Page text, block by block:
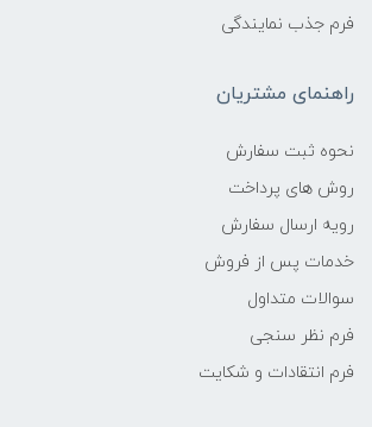
فرم جذب نمایندگی
راهنمای مشتریان
نحوه ثبت سفارش
روش های پرداخت
رویه ارسال سفارش
خدمات پس از فروش
سوالات متداول
فرم نظر سنجی
فرم انتقادات و شکایت